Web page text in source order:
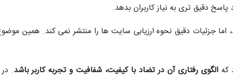
دقیق‌ تری به نیاز کاربران بدهد.
اما جزئیات دقیق نحوه ارزیابی سایت‌ ها را منتشر نمی‌ کند.
کهالگوی رفتاری آن در تضاد با کیفیت، شفافیت و تجربه کاربر باشد.